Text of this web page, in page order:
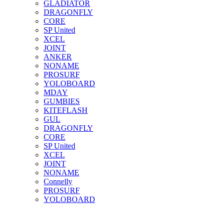
GLADIATOR
DRAGONFLY
CORE
SP United
XCEL
JOINT
ANKER
NONAME
PROSURF
YOLOBOARD
MDAY
GUMBIES
KITEFLASH
GUL
DRAGONFLY
CORE
SP United
XCEL
JOINT
NONAME
Connelly
PROSURF
YOLOBOARD